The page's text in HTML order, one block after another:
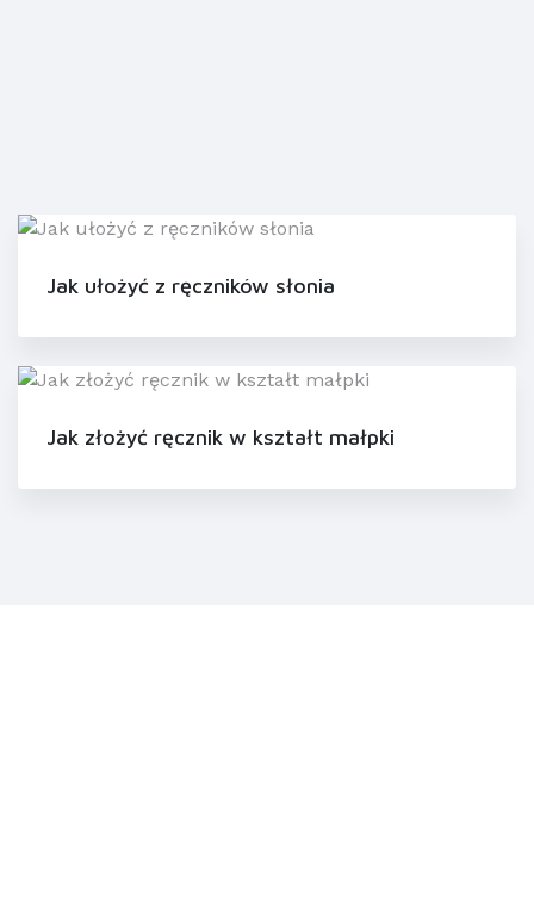
Jak ułożyć z ręczników słonia
Jak złożyć ręcznik w kształt małpki